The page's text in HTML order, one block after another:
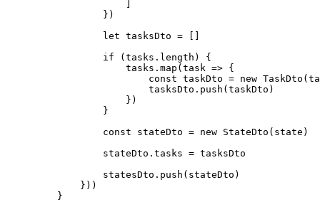
            })
            let tasksDto = []
            if (tasks.length) {
                tasks.map(task => {
const taskDto = new
                    tasksDto.push(taskDto)
                })
            }
            const stateDto = new StateDto(state)
            stateDto.tasks = tasksDto
            statesDto.push(stateDto)
        }))
    }